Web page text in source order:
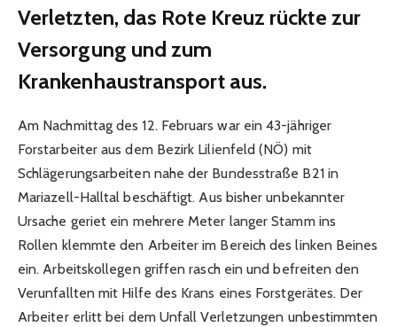
Verletzten, das Rote Kreuz rückte zur
Versorgung und zum
Krankenhaustransport aus.
Am Nachmittag des 12. Februars war ein 43-jähriger
Forstarbeiter aus dem Bezirk Lilienfeld (NÖ) mit
Schlägerungsarbeiten nahe der Bundesstraße B21 in
Mariazell-Halltal beschäftigt. Aus bisher unbekannter
Ursache geriet ein mehrere Meter langer Stamm ins
Rollen klemmte den Arbeiter im Bereich des linken Beines
ein. Arbeitskollegen griffen rasch ein und befreiten den
Verunfallten mit Hilfe des Krans eines Forstgerätes. Der
Arbeiter erlitt bei dem Unfall Verletzungen unbestimmten